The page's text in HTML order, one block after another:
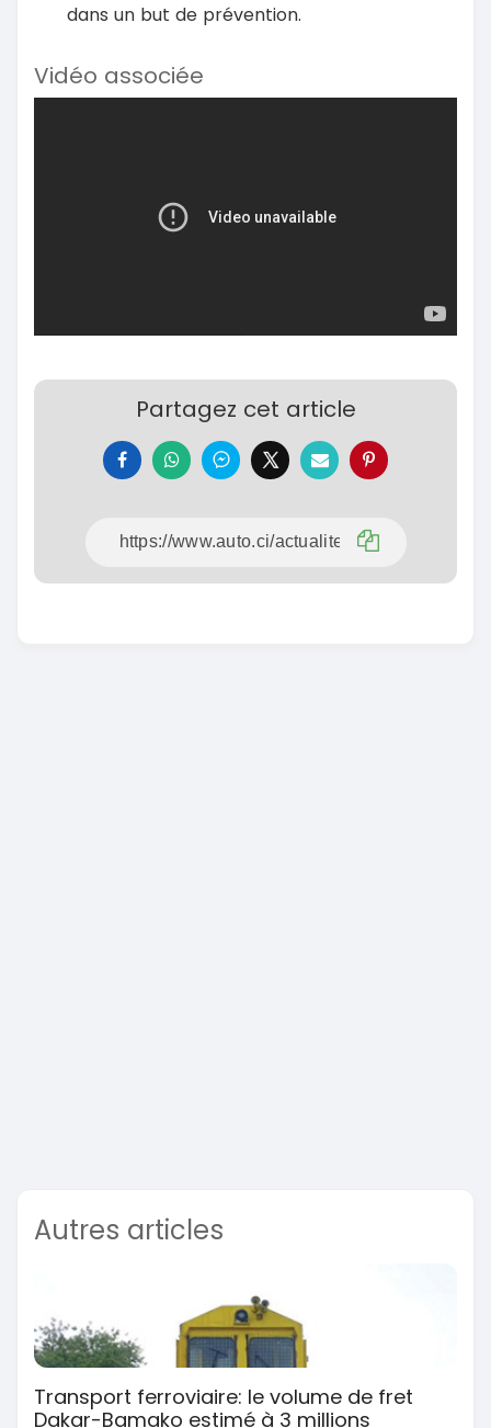
dans un but de prévention.
Vidéo associée
Partagez cet article
Autres articles
Transport ferroviaire: le volume de fret
Dakar-Bamako estimé à 3 millions